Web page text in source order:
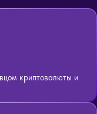
криптовалюты и